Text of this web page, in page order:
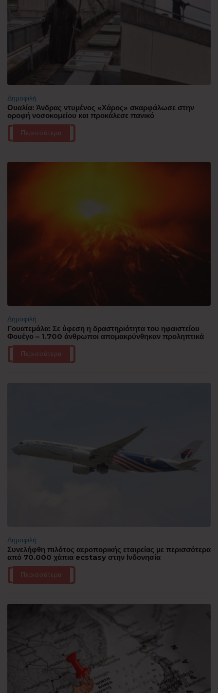
Δημοφιλή
Ουαλία: Άνδρας ντυμένος «Χάρος» σκαρφάλωσε στην
οροφή νοσοκομείου και προκάλεσε πανικό
Περισσότερα
Δημοφιλή
Γουατεμάλα: Σε ύφεση η δραστηριότητα του ηφαιστείου
Φουέγο – 1.700 άνθρωποι απομακρύνθηκαν προληπτικά
Περισσότερα
Δημοφιλή
Συνελήφθη πιλότος αεροπορικής εταιρείας με περισσότερα
από 70.000 χάπια ecstasy στην Ινδονησία
Περισσότερα